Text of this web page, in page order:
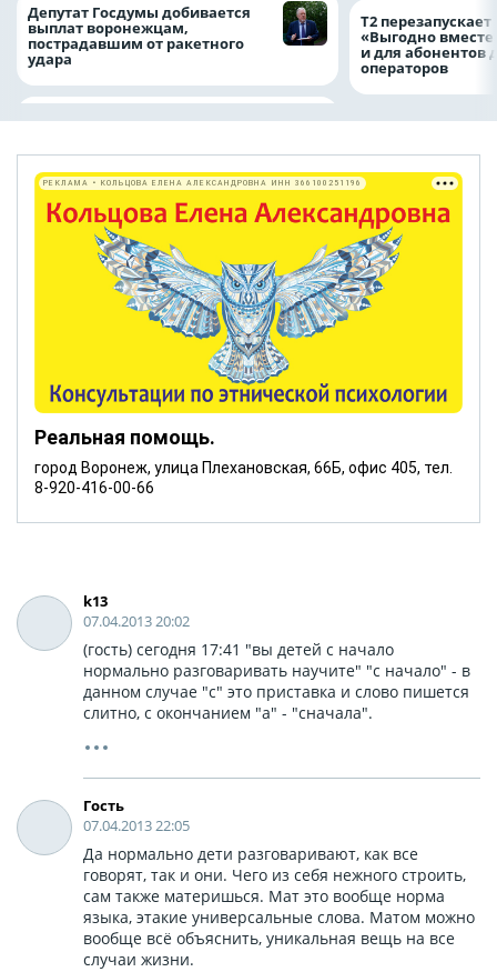
Депутат Госдумы добивается
выплат воронежцам,
пострадавшим от ракетного
удара
Т2
«Выгодно
и для абонентов
операторов
Реальная помощь.
город Воронеж, улица Плехановская, 66Б, офис 405, тел.
8-920-416-00-66
РЕКЛАМА • КОЛЬЦОВА ЕЛЕНА АЛЕКСАНДРОВНА ИНН 366100251196
k13
07.04.2013 20:02
(гость) сегодня 17:41 "вы детей с начало
нормально разговаривать научите" "с начало" - в
данном случае "с" это приставка и слово пишется
слитно, с окончанием "а" - "сначала".
Гость
07.04.2013 22:05
Да нормально дети разговаривают, как все
говорят, так и они. Чего из себя нежного строить,
сам также материшься. Мат это вообще норма
языка, этакие универсальные слова. Матом можно
вообще всё объяснить, уникальная вещь на все
случаи жизни.